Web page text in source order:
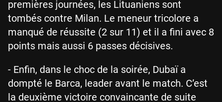
premières journées, les Lituaniens sont
tombés contre Milan. Le meneur tricolore a
manqué de réussite (2 sur 11) et il a fini avec 8
points mais aussi 6 passes décisives.
- Enfin, dans le choc de la soirée, Dubaï a
dompté le Barca, leader avant le match. C’est
la deuxième victoire convaincante de suite